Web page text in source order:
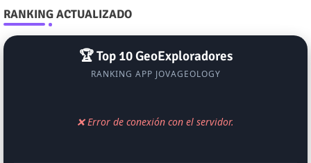
RANKING ACTUALIZADO
🏆 Top 10 GeoExploradores
RANKING APP JOVAGEOLOGY
❌ Error de conexión con el servidor.